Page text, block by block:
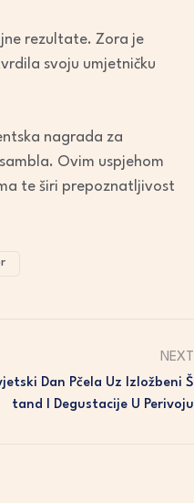
rezultate. Zora je
svoju umjetničku
nagrada za
Ovim uspjehom
te širi prepoznatljivost
NEXT
Dan Pčela Uz Izložbeni Š
Tand I Degustacije U Perivoju